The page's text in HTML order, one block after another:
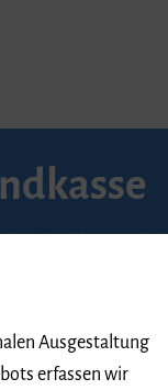
der Abendkasse
ist
Ausgestaltung
erfassen wir